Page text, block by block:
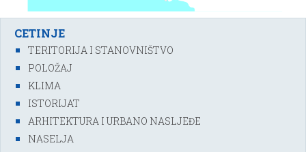
CETINJE
TERITORIJA I STANOVNIŠTVO
POLOŽAJ
KLIMA
ISTORIJAT
ARHITEKTURA I URBANO NASLJEĐE
NASELJA